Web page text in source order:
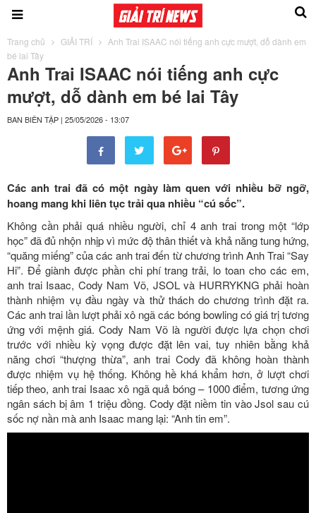
Trang chủ GIẢI TRÍ
Anh Trai ISAAC nói tiếng anh cực mượt, dỗ dành em
bé lai Tây
Anh Trai ISAAC nói tiếng anh cực
mượt, dỗ dành em bé lai Tây
BAN BIÊN TẬP | 25/05/2026 - 13:07
Các anh trai đã có một ngày làm quen với nhiều bỡ ngỡ,
hoang mang khi liên tục trải qua nhiều “cú sốc”.
Không cần phải quá nhiều người, chỉ 4 anh trai trong một “lớp
học” đã đủ nhộn nhịp vì mức độ thân thiết và khả năng tung hứng,
“quăng miếng” của các anh trai đến từ chương trình Anh Trai “Say
Hi”. Để giành được phần chi phí trang trải, lo toan cho các em,
anh trai Isaac, Cody Nam Võ, JSOL và HURRYKNG phải hoàn
thành nhiệm vụ đầu ngày và thử thách do chương trình đặt ra.
Các anh trai lần lượt phải xô ngã các bóng bowling có giá trị tương
ứng với mệnh giá. Cody Nam Võ là người được lựa chọn chơi
trước với nhiều kỳ vọng được đặt lên vai, tuy nhiên bằng khả
năng chơi “thượng thừa”, anh trai Cody đã không hoàn thành
được nhiệm vụ hệ thống. Không hề khá khẩm hơn, ở lượt chơi
tiếp theo, anh trai Isaac xô ngã quả bóng – 1000 điểm, tương ứng
ngân sách bị âm 1 triệu đồng. Cody đặt niềm tin vào Jsol sau cú
sốc nợ nần mà anh Isaac mang lại: “Anh tin em”.